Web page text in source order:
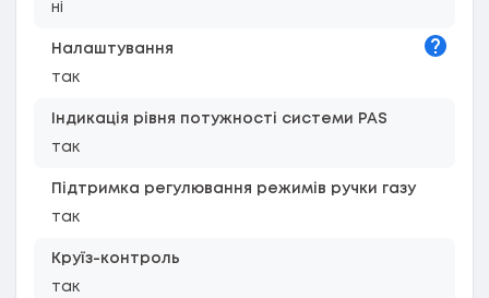
ні
Налаштування
так
Індикація рівня потужності системи PAS
так
Підтримка регулювання режимів ручки газу
так
Круїз-контроль
так